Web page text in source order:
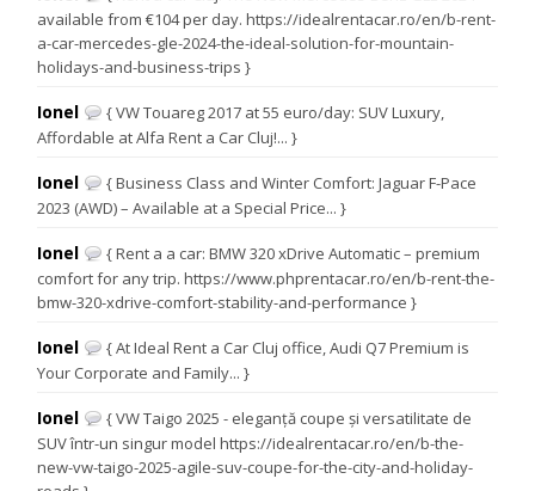
available from €104 per day. https://idealrentacar.ro/en/b-rent-
a-car-mercedes-gle-2024-the-ideal-solution-for-mountain-
holidays-and-business-trips }
Ionel
{ VW Touareg 2017 at 55 euro/day: SUV Luxury,
Affordable at Alfa Rent a Car Cluj!... }
Ionel
{ Business Class and Winter Comfort: Jaguar F-Pace
2023 (AWD) – Available at a Special Price... }
Ionel
{ Rent a a car: BMW 320 xDrive Automatic – premium
comfort for any trip. https://www.phprentacar.ro/en/b-rent-the-
bmw-320-xdrive-comfort-stability-and-performance }
Ionel
{ At Ideal Rent a Car Cluj office, Audi Q7 Premium is
Your Corporate and Family... }
Ionel
{ VW Taigo 2025 - eleganță coupe și versatilitate de
SUV într-un singur model https://idealrentacar.ro/en/b-the-
new-vw-taigo-2025-agile-suv-coupe-for-the-city-and-holiday-